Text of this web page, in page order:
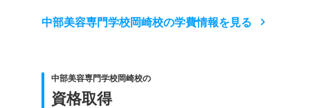
中部美容専門学校岡崎校の学費情報を見る
中部美容専門学校岡崎校の
資格取得